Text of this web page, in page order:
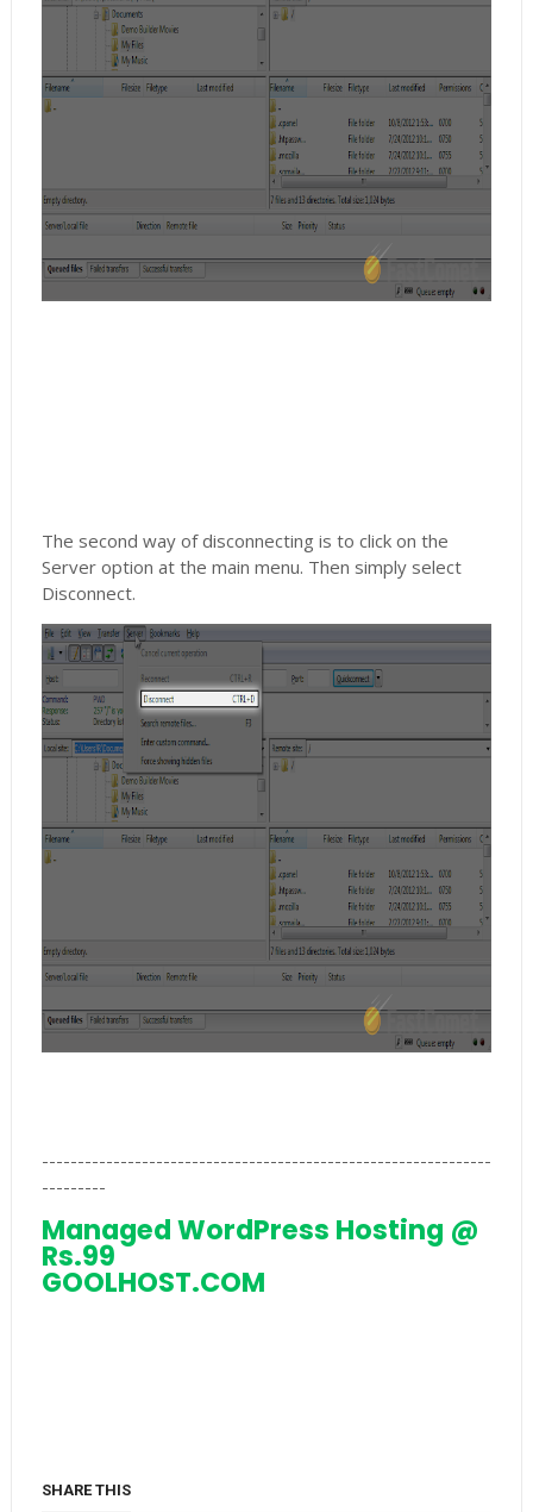
The second way of disconnecting is to click on the
Server option at the main menu. Then simply select
Disconnect.
---------------------------------------------------------------
---------
Managed WordPress Hosting @
Rs.99
GOOLHOST.COM
SHARE THIS